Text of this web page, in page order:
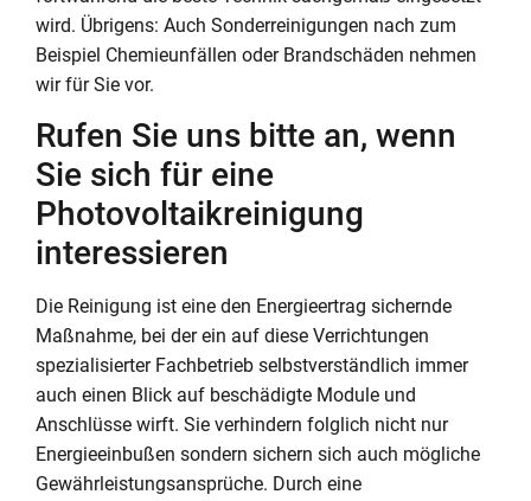
wird. Übrigens: Auch Sonderreinigungen nach zum
Beispiel Chemieunfällen oder Brandschäden nehmen
wir für Sie vor.
Rufen Sie uns bitte an, wenn
Sie sich für eine
Photovoltaikreinigung
interessieren
Die Reinigung ist eine den Energieertrag sichernde
Maßnahme, bei der ein auf diese Verrichtungen
spezialisierter Fachbetrieb selbstverständlich immer
auch einen Blick auf beschädigte Module und
Anschlüsse wirft. Sie verhindern folglich nicht nur
Energieeinbußen sondern sichern sich auch mögliche
Gewährleistungsansprüche. Durch eine